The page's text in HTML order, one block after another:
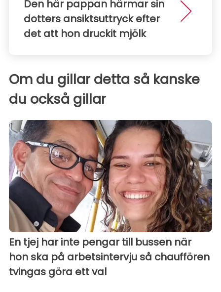
Den här pappan härmar sin
dotters ansiktsuttryck efter
det att hon druckit mjölk
Om du gillar detta så kanske
du också gillar
En tjej har inte pengar till bussen när
hon ska på arbetsintervju så chauffören
tvingas göra ett val